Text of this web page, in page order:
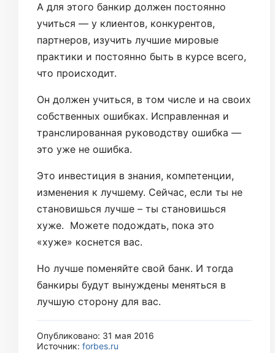
А для этого банкир должен постоянно
учиться — у клиентов, конкурентов,
партнеров, изучить лучшие мировые
практики и постоянно быть в курсе всего,
что происходит.
Он должен учиться, в том числе и на своих
собственных ошибках. Исправленная и
транслированная руководству ошибка —
это уже не ошибка.
Это инвестиция в знания, компетенции,
изменения к лучшему. Сейчас, если ты не
становишься лучше – ты становишься
хуже. Можете подождать, пока это
«хуже» коснется вас.
Но лучше поменяйте свой банк. И тогда
банкиры будут вынуждены меняться в
лучшую сторону для вас.
Опубликовано: 31 мая 2016
Источник: forbes.ru